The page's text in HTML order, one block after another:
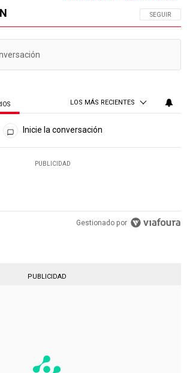
SIGA ESTA
SEGUIR
LOS MÁS RECIENTES
Inicie la conversación
PUBLICIDAD
Gestionado por
PUBLICIDAD